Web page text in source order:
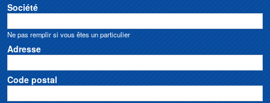
Société
Ne pas remplir si vous êtes un particulier
Adresse
Code postal